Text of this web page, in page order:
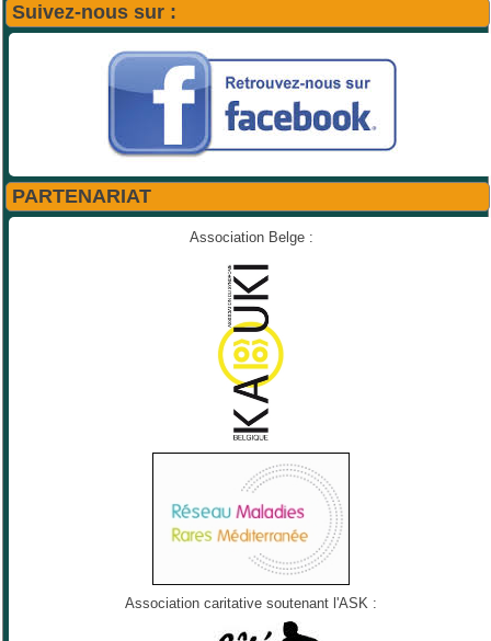
Suivez-nous sur :
PARTENARIAT
Association Belge :
Association caritative soutenant l'ASK :